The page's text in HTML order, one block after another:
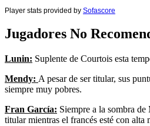
Player stats provided by Sofascore
Jugadores No
Lunin: Suplente de Courtois esta
Mendy: A pesar de ser titular, sus
siempre muy pobres.
Fran García: Siempre a la sombra
titular mientras el francés esté con alta